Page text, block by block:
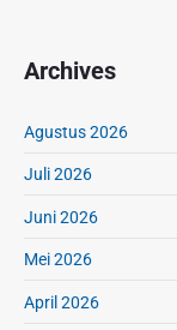
Archives
Agustus 2026
Juli 2026
Juni 2026
Mei 2026
April 2026